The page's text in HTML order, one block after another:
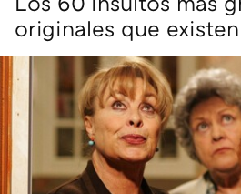
originales que